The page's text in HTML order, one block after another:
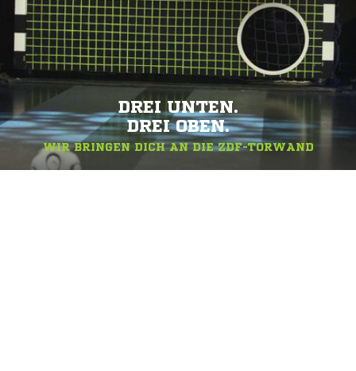
DREI UNTEN.
DREI OBEN.
WIR BRINGEN DICH AN DIE ZDF-TORWAND